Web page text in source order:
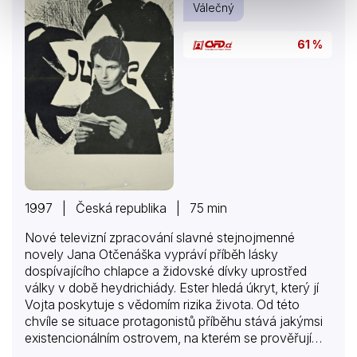
Válečný
61 %
1997 | Česká republika | 75 min
Nové televizní zpracování slavné stejnojmenné
novely Jana Otčenáška vypráví příběh lásky
dospívajícího chlapce a židovské dívky uprostřed
války v době heydrichiády. Ester hledá úkryt, který jí
Vojta poskytuje s vědomím rizika života. Od této
chvíle se situace protagonistů příběhu stává jakýmsi
existencionálním ostrovem, na kterém se prověřují